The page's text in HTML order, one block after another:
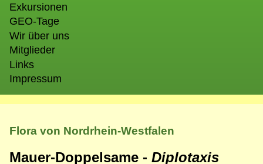
Exkursionen
GEO-Tage
Wir über uns
Mitglieder
Links
Impressum
Flora von Nordrhein-Westfalen
Mauer-Doppelsame - Diplotaxis